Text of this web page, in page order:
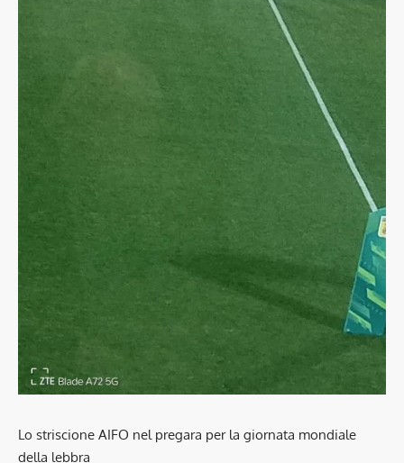
Lo striscione AIFO nel pregara per la giornata mondiale
della lebbra